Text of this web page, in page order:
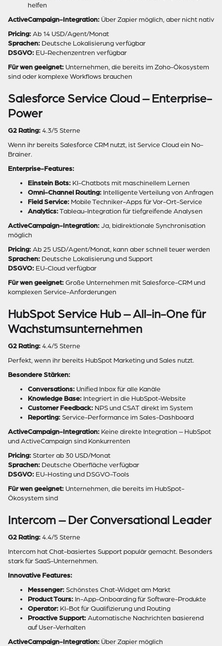
helfen
ActiveCampaign-Integration: Über Zapier möglich, aber nicht nativ
Pricing: Ab 14 USD/Agent/Monat
Sprachen: Deutsche Lokalisierung verfügbar
DSGVO: EU-Rechenzentren verfügbar
Für wen geeignet: Unternehmen, die bereits im Zoho-Ökosystem
sind oder komplexe Workflows brauchen
Salesforce Service Cloud – Enterprise-
Power
G2 Rating: 4.3/5 Sterne
Wenn ihr bereits Salesforce CRM nutzt, ist Service Cloud ein No-
Brainer.
Enterprise-Features:
Einstein Bots: KI-Chatbots mit maschinellem Lernen
Omni-Channel Routing: Intelligente Verteilung von Anfragen
Field Service: Mobile Techniker-Apps für Vor-Ort-Service
Analytics:Tableau-Integration für tiefgreifende Analysen
ActiveCampaign-Integration: Ja, bidirektionale Synchronisation
möglich
Pricing: Ab 25 USD/Agent/Monat, kann aber schnell teuer werden
Sprachen: Deutsche Lokalisierung und Support
DSGVO: EU-Cloud verfügbar
Für wen geeignet: Große Unternehmen mit Salesforce-CRM und
komplexen Service-Anforderungen
HubSpot Service Hub – All-in-One für
Wachstumsunternehmen
G2 Rating: 4.4/5 Sterne
Perfekt, wenn ihr bereits HubSpot Marketing und Sales nutzt.
Besondere Stärken:
Conversations: Unified Inbox für alle Kanäle
Knowledge Base: Integriert in die HubSpot-Website
Customer Feedback: NPS und CSAT direkt im System
Reporting: Service-Performance im Sales-Dashboard
ActiveCampaign-Integration: Keine direkte Integration – HubSpot
und ActiveCampaign sind Konkurrenten
Pricing: Starter ab 30 USD/Monat
Sprachen: Deutsche Oberfläche verfügbar
DSGVO: EU-Hosting und DSGVO-Tools
Für wen geeignet: Unternehmen, die bereits im HubSpot-
Ökosystem sind
Intercom – Der Conversational Leader
G2 Rating: 4.4/5 Sterne
Intercom hat Chat-basiertes Support populär gemacht. Besonders
stark für SaaS-Unternehmen.
Innovative Features:
Messenger: Schönstes Chat-Widget am Markt
Product Tours: In-App-Onboarding für Software-Produkte
Operator: KI-Bot für Qualifizierung und Routing
Proactive Support: Automatische Nachrichten basierend
auf User-Verhalten
ActiveCampaign-Integration: Über Zapier möglich